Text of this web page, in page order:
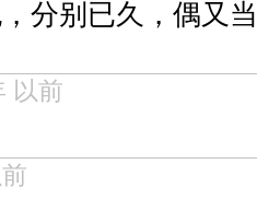
分别已久，偶又
以前